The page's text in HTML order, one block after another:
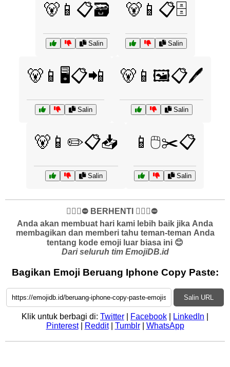
🐻📱📋🗃️
Salin
🐻📱📋🗄️
Salin
🐻📱🖥️📋📲
Salin
🐻📱🖼️📋🖊️
Salin
🐻📱✏️📋📥
Salin
📱🖱️✂️📋
Salin
✋🏻🛑⛔️ BERHENTI ✋🏻🛑⛔️
Anda akan membuat hari kami lebih baik jika Anda
membagikan dan memberi tahu teman-teman Anda
tentang kode emoji luar biasa ini 😊
Dari seluruh tim EmojiDB.id
Bagikan Emoji Beruang Iphone Copy Paste:
Salin URL
Klik untuk berbagi di: Twitter Facebook LinkedIn
Pinterest| Reddit| Tumblr| WhatsApp